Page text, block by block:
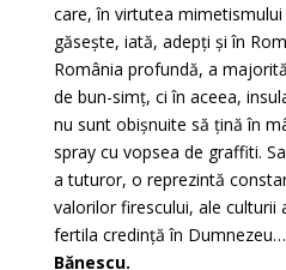
care, în virtutea
găsește, iată, adepți și în
România profundă, a
de bun-simț, ci în aceea,
nu sunt obișnuite să țină în
spray cu vopsea de graffiti.
a tuturor, o reprezintă
valorilor firescului, ale culturii
fertila credință în
Bănescu.